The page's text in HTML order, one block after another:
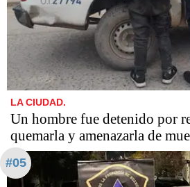
LA CIUDAD.
Un hombre fue detenido por
quemarla y amenazarla de
#05